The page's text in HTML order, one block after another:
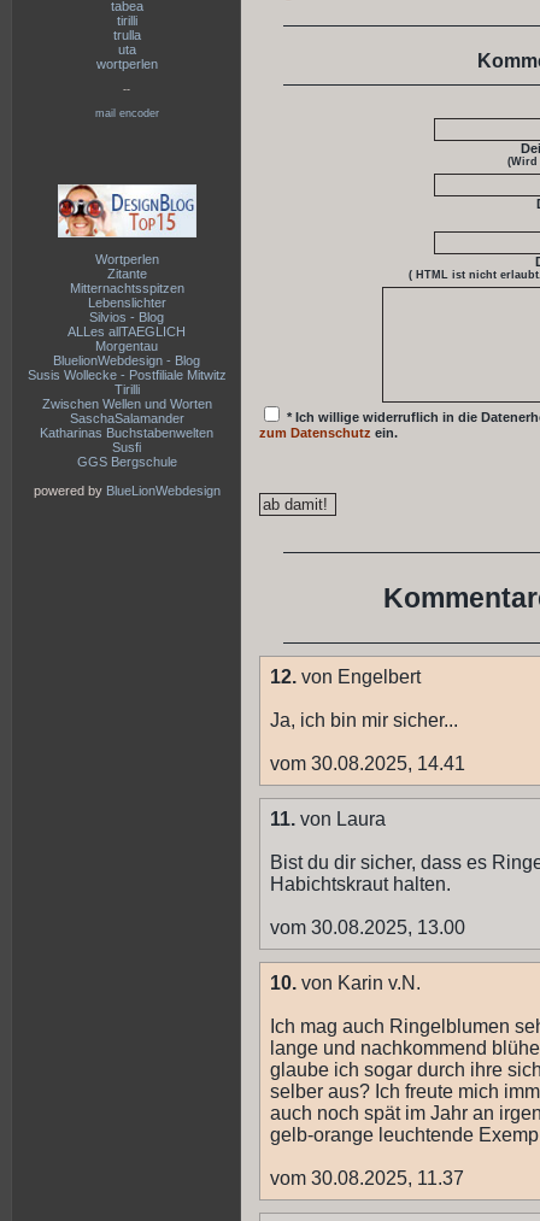
tabea
tirilli
trulla
uta
wortperlen
--
mail encoder
Wortperlen
Zitante
Mitternachtsspitzen
Lebenslichter
Silvios - Blog
ALLes allTAEGLICH
Morgentau
BluelionWebdesign - Blog
Susis Wollecke - Postfiliale Mitwitz
Tirilli
Zwischen Wellen und Worten
SaschaSalamander
Katharinas Buchstabenwelten
Susfi
GGS Bergschule
powered by BlueLionWebdesign
(Wird
( HTML ist nicht
* Ich willige widerruflich in die
zum Datenschutz ein.
12. von Engelbert
Ja, ich bin mir sicher...
vom 30.08.2025, 14.41
11. von Laura
Bist du dir sicher, dass es
Habichtskraut halten.
vom 30.08.2025, 13.00
10. von Karin v.N.
Ich mag auch Ringelblumen
lange und nachkommend
glaube ich sogar durch ihre
selber aus? Ich freute mich
auch noch spät im Jahr an
gelb-orange leuchtende
vom 30.08.2025, 11.37